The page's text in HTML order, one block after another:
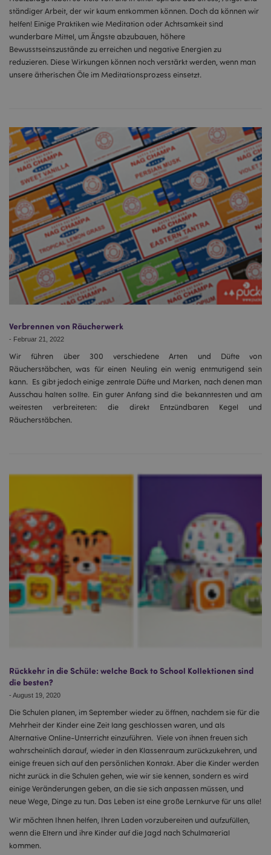
ständiger Arbeit, der wir kaum entkommen können. Doch da können wir
helfen! Einige Praktiken wie Meditation oder Achtsamkeit sind
wunderbare Mittel, um Ängste abzubauen, höhere
Bewusstseinszustände zu erreichen und negative Energien zu
reduzieren. Diese Wirkungen können noch verstärkt werden, wenn man
unsere ätherischen Öle im Meditationsprozess einsetzt.
Verbrennen von Räucherwerk
- Februar 21, 2022
Wir führen über 300 verschiedene Arten und Düfte von
Räucherstäbchen, was für einen Neuling ein wenig entmutigend sein
kann. Es gibt jedoch einige zentrale Düfte und Marken, nach denen man
Ausschau halten sollte. Ein guter Anfang sind die bekanntesten und am
weitesten verbreiteten: die direkt Entzündbaren Kegel und
Räucherstäbchen.
Rückkehr in die Schüle: welche Back to School Kollektionen sind
die besten?
- August 19, 2020
Die Schulen planen, im September wieder zu öffnen, nachdem sie für die
Mehrheit der Kinder eine Zeit lang geschlossen waren, und als
Alternative Online-Unterricht einzuführen. Viele von ihnen freuen sich
wahrscheinlich darauf, wieder in den Klassenraum zurückzukehren, und
einige freuen sich auf den persönlichen Kontakt. Aber die Kinder werden
nicht zurück in die Schulen gehen, wie wir sie kennen, sondern es wird
einige Veränderungen geben, an die sie sich anpassen müssen, und
neue Wege, Dinge zu tun. Das Leben ist eine große Lernkurve für uns alle!
Wir möchten Ihnen helfen, Ihren Laden vorzubereiten und aufzufüllen,
wenn die Eltern und ihre Kinder auf die Jagd nach Schulmaterial
kommen.